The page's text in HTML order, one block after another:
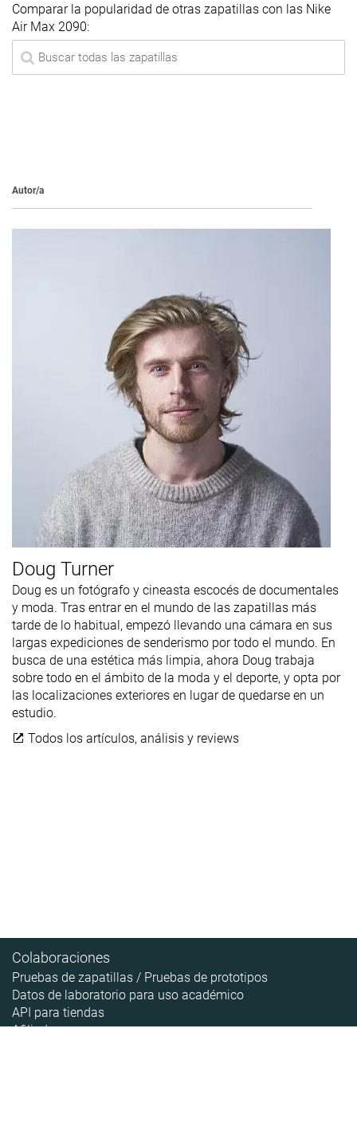
Comparar la popularidad de otras zapatillas con las Nike
Air Max 2090:
Autor/a
Doug Turner
Doug es un fotógrafo y cineasta escocés de documentales
y moda. Tras entrar en el mundo de las zapatillas más
tarde de lo habitual, empezó llevando una cámara en sus
largas expediciones de senderismo por todo el mundo. En
busca de una estética más limpia, ahora Doug trabaja
sobre todo en el ámbito de la moda y el deporte, y opta por
las localizaciones exteriores en lugar de quedarse en un
estudio.
Todos los artículos, análisis y reviews
Colaboraciones
Pruebas de zapatillas / Pruebas de prototipos
Datos de laboratorio para uso académico
API para tiendas
Afiliados